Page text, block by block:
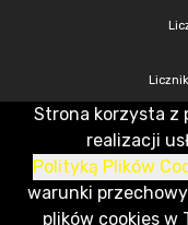
CMS & Hosting: Nefeni Sp. z o.o.
Strona korzysta z
realizacji
Polityką Plików
warunki
plików cookies w